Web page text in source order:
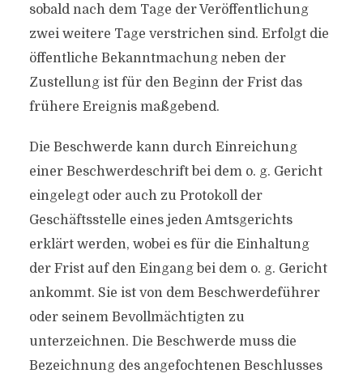
sobald nach dem Tage der Veröffentlichung
zwei weitere Tage verstrichen sind. Erfolgt die
öffentliche Bekanntmachung neben der
Zustellung ist für den Beginn der Frist das
frühere Ereignis maßgebend.
Die Beschwerde kann durch Einreichung
einer Beschwerdeschrift bei dem o. g. Gericht
eingelegt oder auch zu Protokoll der
Geschäftsstelle eines jeden Amtsgerichts
erklärt werden, wobei es für die Einhaltung
der Frist auf den Eingang bei dem o. g. Gericht
ankommt. Sie ist von dem Beschwerdeführer
oder seinem Bevollmächtigten zu
unterzeichnen. Die Beschwerde muss die
Bezeichnung des angefochtenen Beschlusses